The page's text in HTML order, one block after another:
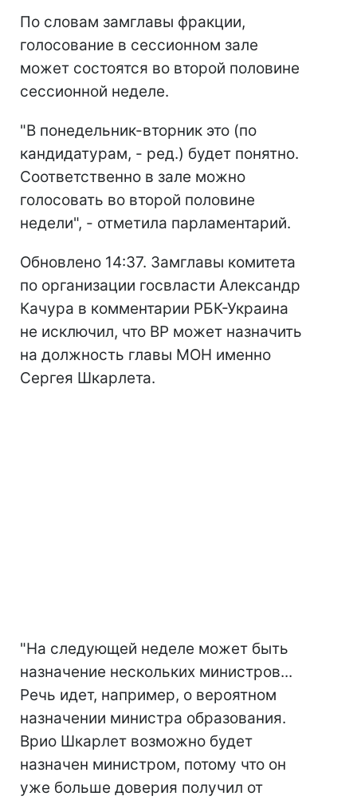
По словам замглавы фракции,
голосование в сессионном зале
может состоятся во второй половине
сессионной неделе.
"В понедельник-вторник это (по
кандидатурам, - ред.) будет понятно.
Соответственно в зале можно
голосовать во второй половине
недели", - отметила парламентарий.
Обновлено 14:37. Замглавы комитета
по организации госвласти Александр
Качура в комментарии РБК-Украина
не исключил, что ВР может назначить
на должность главы МОН именно
Сергея Шкарлета.
"На следующей неделе может быть
назначение нескольких министров...
Речь идет, например, о вероятном
назначении министра образования.
Врио Шкарлет возможно будет
назначен министром, потому что он
уже больше доверия получил от